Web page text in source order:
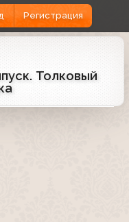
Регистрация
Толковый